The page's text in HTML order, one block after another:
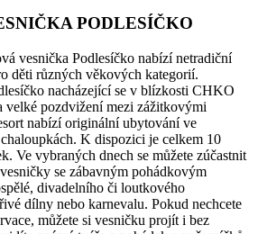
PODLESÍČKO
vesnička Podlesíčko nabízí netradiční
děti různých věkových kategorií.
nacházející se v blízkosti CHKO
velké pozdvižení mezi zážitkovými
nabízí originální ubytování ve
K dispozici je celkem 10
Ve vybraných dnech se můžete zúčastnit
se zábavným pohádkovým
divadelního či loutkového
dílny nebo karnevalu. Pokud nechcete
můžete si vesničku projít i bez